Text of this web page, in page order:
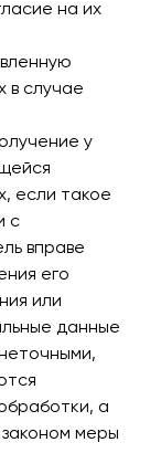
на их
в случае
у
если такое
с
вправе
его
или
данные
а
меры